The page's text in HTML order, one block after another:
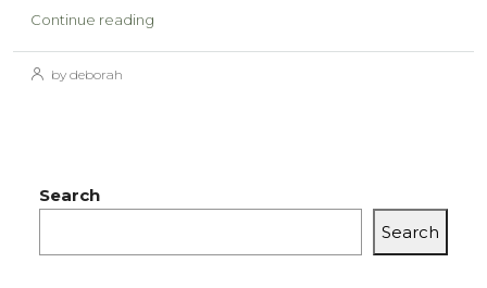
Continue reading
by deborah
Search
Search